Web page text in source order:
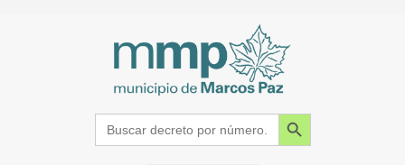
Search
for:
Search Button